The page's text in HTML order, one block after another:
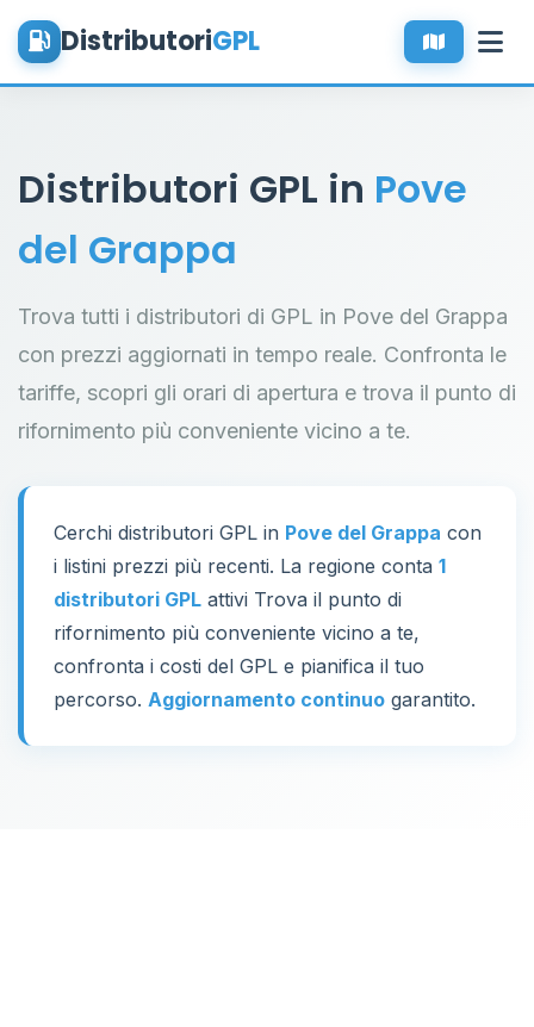
DistributoriGPL
Distributori GPL in Pove
del Grappa
Trova tutti i distributori di GPL in Pove del Grappa
con prezzi aggiornati in tempo reale. Confronta le
tariffe, scopri gli orari di apertura e trova il punto di
rifornimento più conveniente vicino a te.
Cerchi distributori GPL in Pove del Grappa con
i listini prezzi più recenti. La regione conta 1
distributori GPL attivi Trova il punto di
rifornimento più conveniente vicino a te,
confronta i costi del GPL e pianifica il tuo
percorso. Aggiornamento continuo garantito.